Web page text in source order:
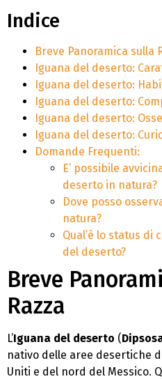
Indice
Breve Panoramica sulla
Iguana del deserto:
Iguana del deserto:
Iguana del deserto:
Iguana del deserto:
Iguana del deserto:
Domande Frequenti:
E’ possibile
deserto in natura?
Dove posso
natura?
Qual’è lo status di
del deserto?
Breve
Razza
L’Iguana del deserto (
nativo delle aree desertiche
Uniti e del nord del Messico.